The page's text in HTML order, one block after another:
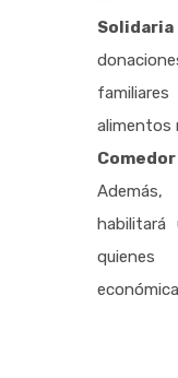
Solidaria
alimentos
Además,
habilitará